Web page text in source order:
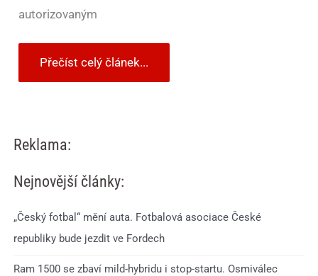
autorizovaným
Přečíst celý článek...
Reklama:
Nejnovější články:
„Český fotbal“ mění auta. Fotbalová asociace České
republiky bude jezdit ve Fordech
Ram 1500 se zbaví mild-hybridu i stop-startu. Osmiválec